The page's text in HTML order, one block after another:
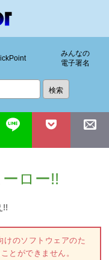
みんなの
電子署名
ロー!!
!!
けのソフトウェアのた
とができません。